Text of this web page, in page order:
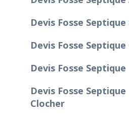
Devis Fosse
Devis Fosse Septique
Devis Fosse Septique
Devis Fosse
Clocher